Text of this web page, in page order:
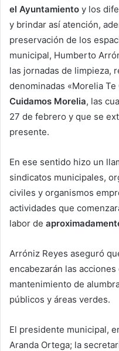
el Ayuntamiento y los
y brindar así atención,
preservación de los
municipal, Humberto
las jornadas de limpieza,
denominadas «Morelia Te
Cuidamos Morelia, las
27 de febrero y que se
presente.
En ese sentido hizo un
sindicatos municipales,
civiles y organismos
actividades que
labor de
Arróniz Reyes aseguró
encabezarán las acciones
mantenimiento de
públicos y áreas verdes.
El presidente municipal,
Aranda Ortega; la